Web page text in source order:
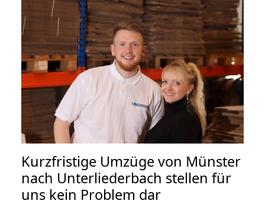
Kurzfristige Umzüge von Münster
nach Unterliederbach stellen für
uns kein Problem dar